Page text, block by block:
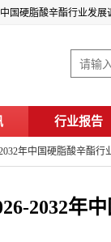
国硬脂酸辛酯行业发
行业报告
年中国硬脂酸辛酯
2032年